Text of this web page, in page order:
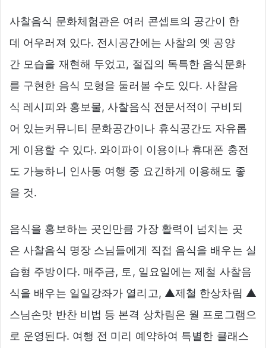
사찰음식 문화체험관은 여러 콘셉트의 공간이 한
데 어우러져 있다. 전시공간에는 사찰의 옛 공양
간 모습을 재현해 두었고, 절집의 독특한 음식문화
를 구현한 음식 모형을 둘러볼 수도 있다. 사찰음
식 레시피와 홍보물, 사찰음식 전문서적이 구비되
어 있는커뮤니티 문화공간이나 휴식공간도 자유롭
게 이용할 수 있다. 와이파이 이용이나 휴대폰 충전
도 가능하니 인사동 여행 중 요긴하게 이용해도 좋
을 것.
음식을 홍보하는 곳인만큼 가장 활력이 넘치는 곳
은 사찰음식 명장 스님들에게 직접 음식을 배우는 실
습형 주방이다. 매주금, 토, 일요일에는 제철 사찰음
식을 배우는 일일강좌가 열리고, ▲제철 한상차림 ▲
스님손맛 반찬 비법 등 본격 상차림은 월 프로그램으
로 운영된다. 여행 전 미리 예약하여 특별한 클래스